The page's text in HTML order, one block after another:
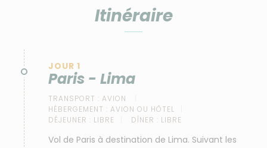
Itinéraire
JOUR 1
Paris - Lima
TRANSPORT : AVION
HÉBERGEMENT : AVION OU HÔTEL
DÉJEUNER : LIBRE DÎNER : LIBRE
Vol de Paris à destination de Lima. Suivant les